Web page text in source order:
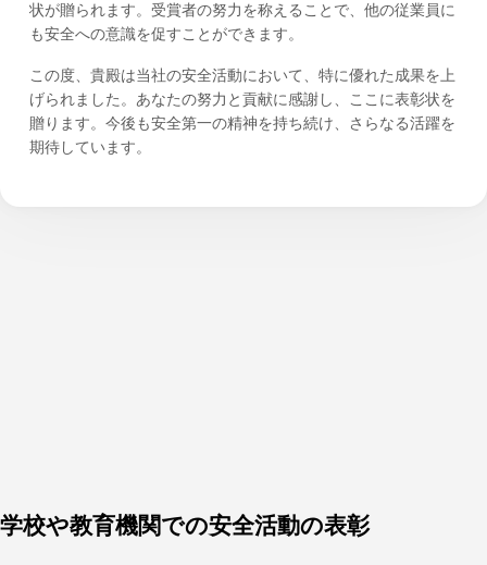
状が贈られます。受賞者の努力を称えることで、他の従業員に
も安全への意識を促すことができます。
この度、貴殿は当社の安全活動において、特に優れた成果を上
げられました。あなたの努力と貢献に感謝し、ここに表彰状を
贈ります。今後も安全第一の精神を持ち続け、さらなる活躍を
期待しています。
学校や教育機関での安全活動の表彰